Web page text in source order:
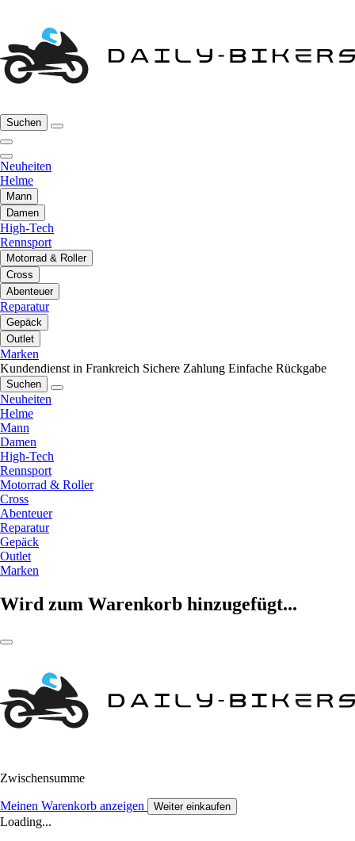
Suchen
Neuheiten
Helme
Mann
Damen
High-Tech
Rennsport
Motorrad & Roller
Cross
Abenteuer
Reparatur
Gepäck
Outlet
Marken
Kundendienst in Frankreich Sichere Zahlung Einfache Rückgabe
Suchen
Neuheiten
Helme
Mann
Damen
High-Tech
Rennsport
Motorrad & Roller
Cross
Abenteuer
Reparatur
Gepäck
Outlet
Marken
Wird zum Warenkorb hinzugefügt...
Zwischensumme
Meinen Warenkorb anzeigen Weiter einkaufen
Loading...